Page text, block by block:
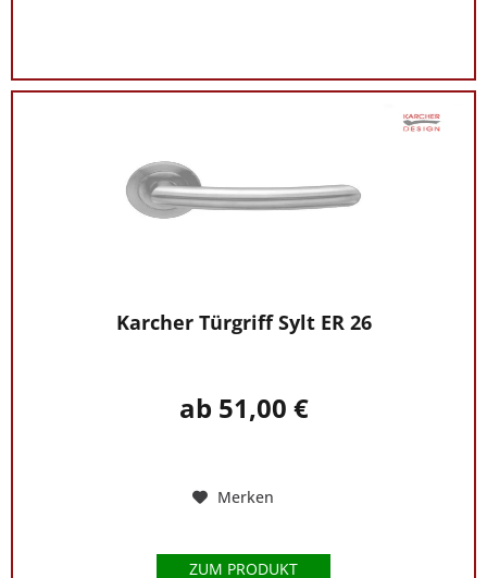
Karcher Türgriff Sylt ER 26
ab 51,00 €
Merken
ZUM PRODUKT